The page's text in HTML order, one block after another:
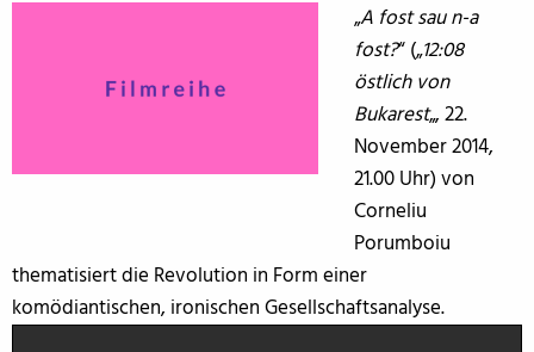
„A fost sau n-a
fost?“ („12:08
östlich von
Bukarest„, 22.
November 2014,
21.00 Uhr) von
Corneliu
Porumboiu
thematisiert die Revolution in Form einer
komödiantischen, ironischen Gesellschaftsanalyse.